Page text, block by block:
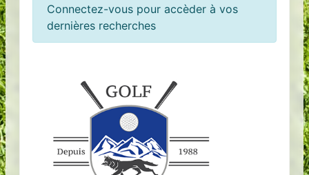
Connectez-vous pour accèder à vos
dernières recherches